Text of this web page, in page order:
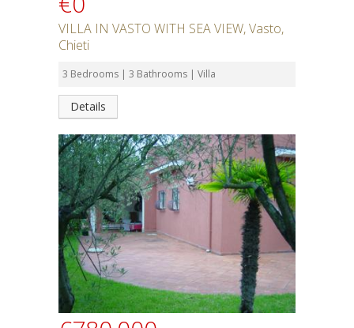
VILLA IN VASTO WITH SEA VIEW, Vasto,
Chieti
3 Bedrooms | 3 Bathrooms | Villa
Details